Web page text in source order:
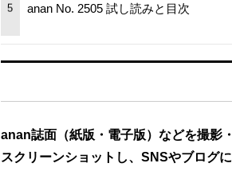
5 anan No. 2505 試し読みと目次
anan誌面（紙版・電子版）などを撮影・
スクリーンショットし、SNSやブログに